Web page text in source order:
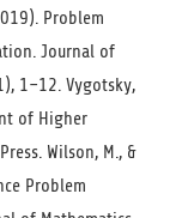
Problem
Journal of
1–12. Vygotsky,
of Higher
Wilson, M., &
Problem